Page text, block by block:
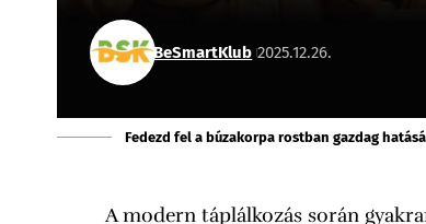
BeSmartKlub 2025.12.26.
Fedezd fel a búzakorpa rostban gazdag
A modern táplálkozás során